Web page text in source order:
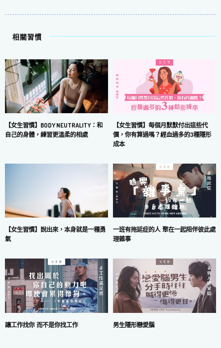
相關習慣
【女生習慣】BODY NEUTRALITY：和
自己的身體，練習更溫柔的相處
【女生習慣】每個月默默付出這些代
價，你有算過嗎？經血過多的3種隱形
成本
【女生習慣】說出來，本身就是一種勇
氣
一班有拖延症的人 聚在一起陪伴彼此處
理雜事
讓工作找你 而不是你找工作 男生隱形戀愛腦